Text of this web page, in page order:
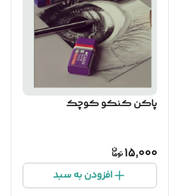
پاکن کنکو کوچک
15,000
افزودن به سبد